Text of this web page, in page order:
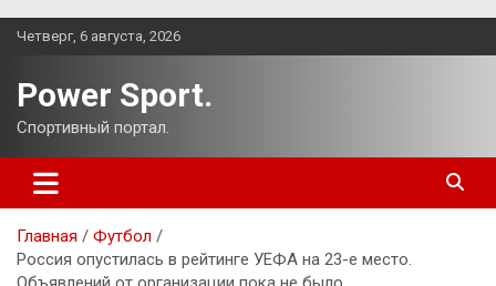
Перейти
Четверг, 6 августа, 2026
Power Sport.
Спортивный портал.
Главная
Футбол
Россия опустилась в рейтинге УЕФА на 23-е место.